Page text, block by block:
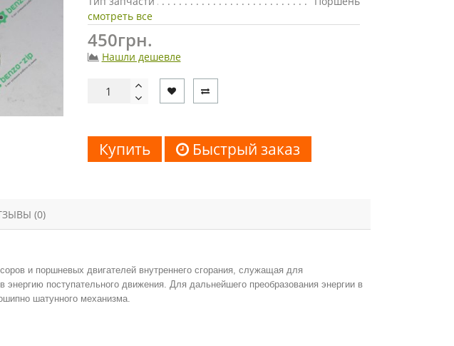
смотреть все
450грн.
Нашли дешевле
Купить Быстрый заказ
(0)
и поршневых двигателей внутреннего сгорания, служащая для
энергию поступательного движения. Для дальнейшего преобразования энергии в
шатунного механизма.